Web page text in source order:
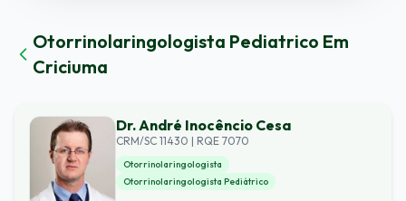
Otorrinolaringologista Pediatrico Em
Criciuma
Dr. André Inocêncio Cesa
CRM/SC 11430 | RQE 7070
Otorrinolaringologista
Otorrinolaringologista Pediátrico